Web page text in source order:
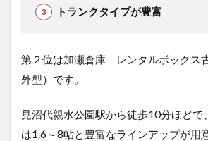
トランクタイプが豊富
第２位は加瀬倉庫 レンタルボックス
外型）です。
見沼代親水公園駅から徒歩10分ほどで
は1.6～8帖と豊富なラインアップが用